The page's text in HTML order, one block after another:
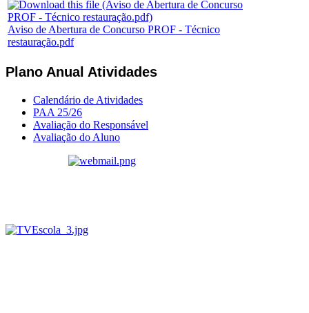
Aviso de Abertura de Concurso PROF - Técnico
restauração.pdf
Plano Anual Atividades
Calendário de Atividades
PAA 25/26
Avaliação do Responsável
Avaliação do Aluno